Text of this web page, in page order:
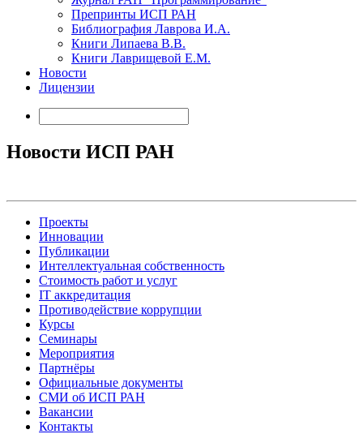
Препринты ИСП РАН
Библиография Лаврова И.А.
Книги Липаева В.В.
Книги Лаврищевой Е.М.
Новости
Лицензии
Новости ИСП РАН
Проекты
Инновации
Публикации
Интеллектуальная собственность
Стоимость работ и услуг
IT аккредитация
Противодействие коррупции
Курсы
Семинары
Мероприятия
Партнёры
Официальные документы
СМИ об ИСП РАН
Вакансии
Контакты